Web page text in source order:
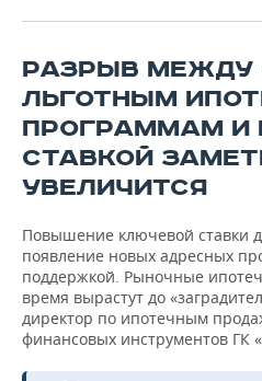
РАЗРЫВ МЕЖДУ
ЛЬГОТНЫМ
ПРОГРАММАМ И
СТАВКОЙ
УВЕЛИЧИТСЯ
Повышение ключевой ставки
появление новых адресных
поддержкой. Рыночные
время вырастут до
директор по ипотечным
финансовых инструментов ГК